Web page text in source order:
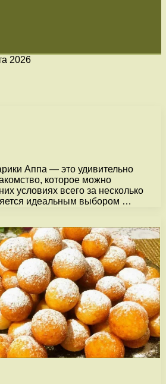
2026
Аппа — это удивительно
которое можно
условиях всего за несколько
идеальным выбором …